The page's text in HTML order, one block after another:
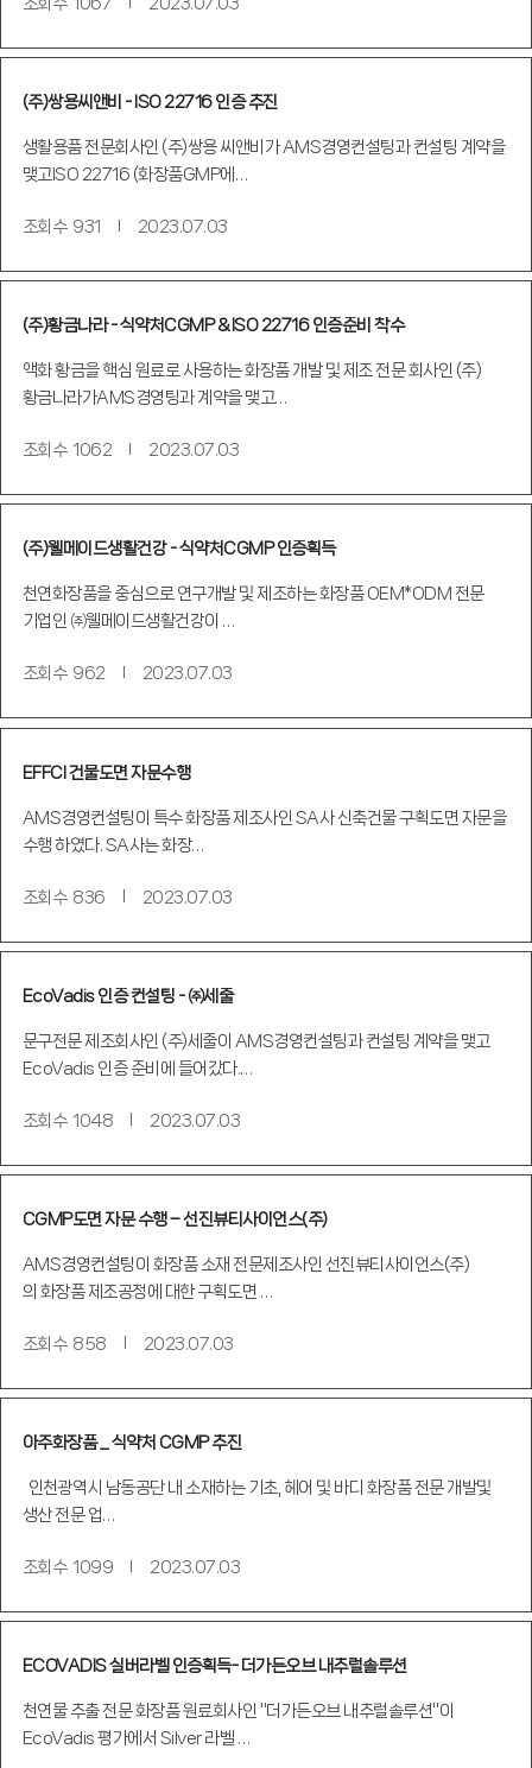
(주)쌍용씨앤비 - ISO 22716 인증 추진
생활용품 전문회사인 (주)쌍용 씨앤비가 AMS경영컨설팅과 컨설팅 계약을
맺고ISO 22716 (화장품GMP에…
조회수 931 2023.07.03
(주)황금나라 - 식약처CGMP & ISO 22716 인증준비 착수
액화 황금을 핵심 원료로 사용하는 화장품 개발 및 제조 전문 회사인 (주)
황금나라가AMS경영팅과 계약을 맺고…
조회수 1062 2023.07.03
(주)웰메이드생활건강 - 식약처CGMP 인증획득
천연화장품을 중심으로 연구개발 및 제조하는 화장품 OEM*ODM 전문
기업인 ㈜웰메이드생활건강이 …
조회수 962 2023.07.03
EFFCI 건물도면 자문수행
AMS경영컨설팅이 특수 화장품 제조사인 SA사 신축건물 구획도면 자문을
수행 하였다. SA사는 화장…
조회수 836 2023.07.03
EcoVadis 인증 컨설팅 - ㈜세줄
문구전문 제조회사인 (주)세줄이 AMS경영컨설팅과 컨설팅 계약을 맺고
EcoVadis 인증 준비에 들어갔다.…
조회수 1048 2023.07.03
CGMP도면 자문 수행 – 선진뷰티사이언스(주)
AMS경영컨설팅이 화장품 소재 전문제조사인 선진뷰티사이언스(주)
의 화장품 제조공정에 대한 구획도면 …
조회수 858 2023.07.03
아주화장품 _ 식약처 CGMP 추진
인천광역시 남동공단 내 소재하는 기초, 헤어 및 바디 화장품 전문 개발및
생산 전문 업…
조회수 1099 2023.07.03
ECOVADIS 실버라벨 인증획득- 더가든오브 내추럴솔루션
천연물 추출 전문 화장품 원료회사인 "더가든오브 내추럴솔루션"이
EcoVadis 평가에서 Silver 라벨 …